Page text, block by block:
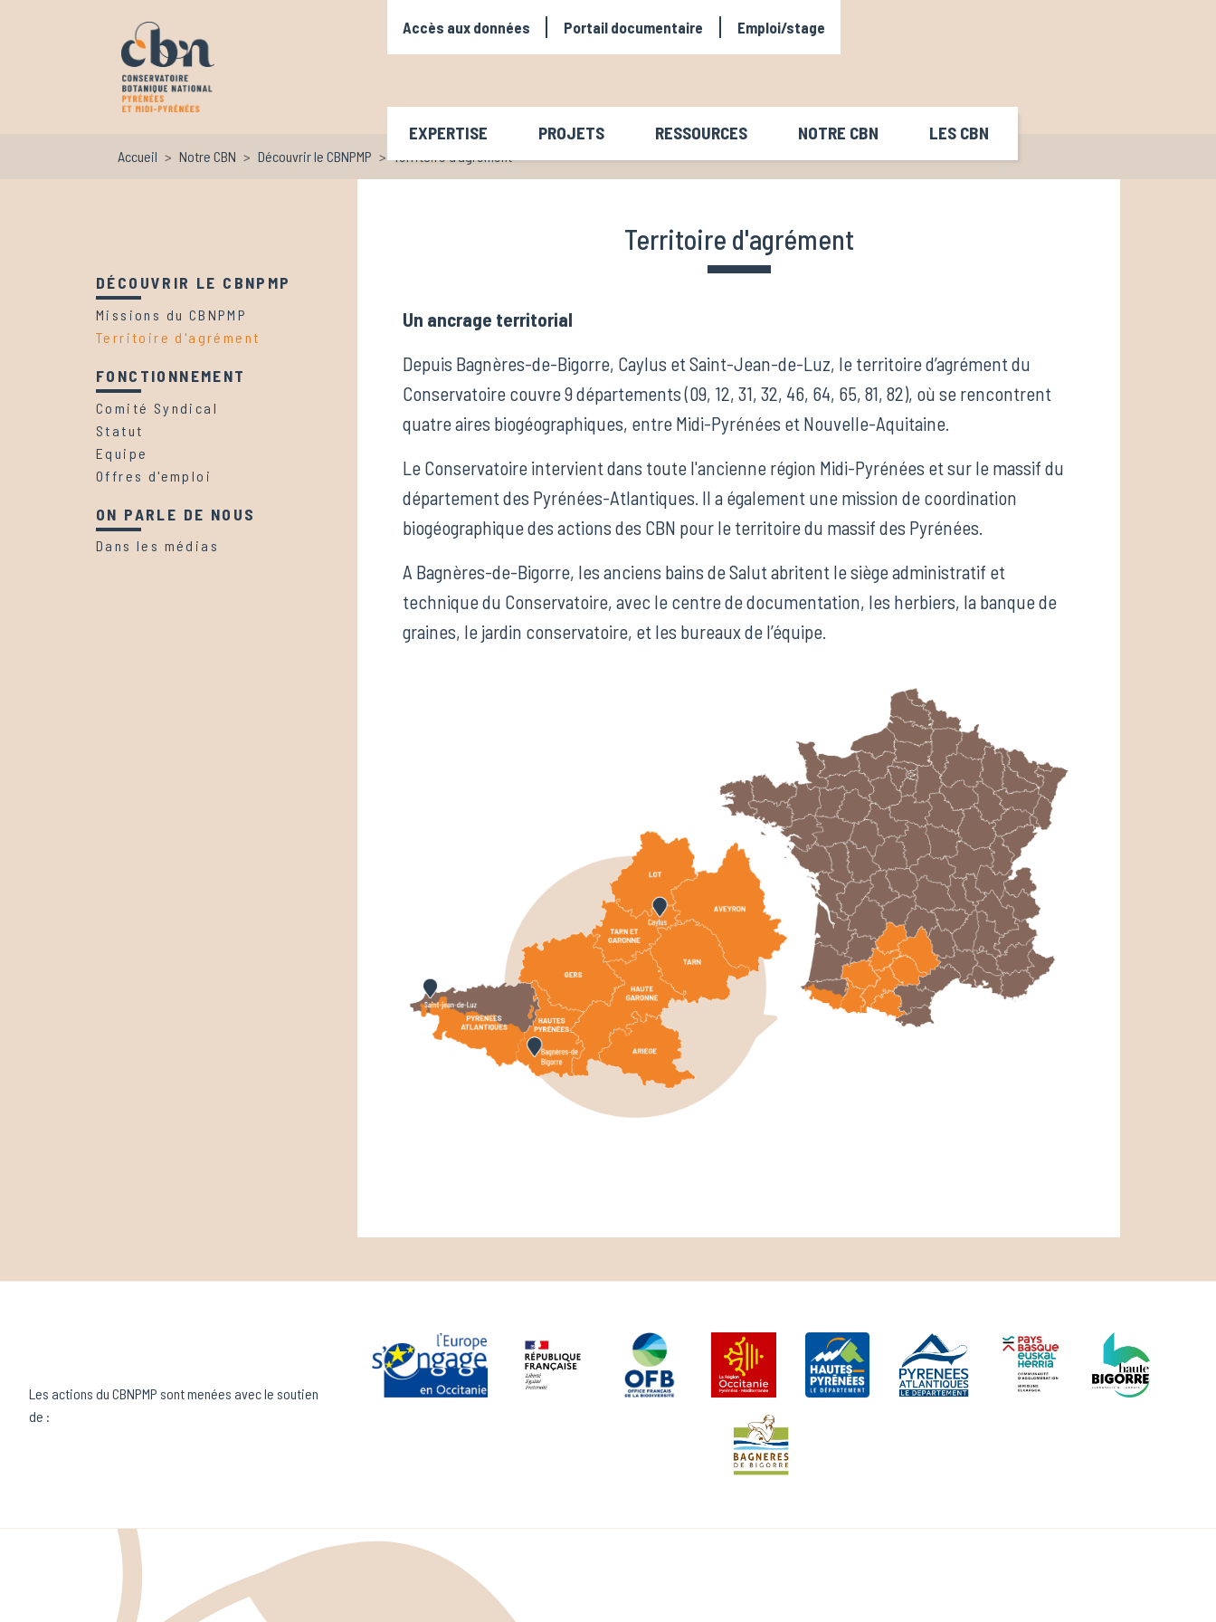
Navigation secondaire
Accès aux données Portail documentaire Emploi/stage
Navigation principale
EXPERTISE PROJETS RESSOURCES NOTRE CBN LES CBN
Accueil Notre CBN Découvrir le CBNPMP Territoire d'agrément
DÉCOUVRIR LE CBNPMP
Missions du CBNPMP
Territoire d'agrément
FONCTIONNEMENT
Comité Syndical
Statut
Equipe
Offres d'emploi
ON PARLE DE NOUS
Dans les médias
Territoire d'agrément
Un ancrage territorial
Depuis Bagnères-de-Bigorre, Caylus et Saint-Jean-de-Luz, le territoire d’agrément du
Conservatoire couvre 9 départements (09, 12, 31, 32, 46, 64, 65, 81, 82), où se rencontrent
quatre aires biogéographiques, entre Midi-Pyrénées et Nouvelle-Aquitaine.
Le Conservatoire intervient dans toute l'ancienne région Midi-Pyrénées et sur le massif du
département des Pyrénées-Atlantiques. Il a également une mission de coordination
biogéographique des actions des CBN pour le territoire du massif des Pyrénées.
A Bagnères-de-Bigorre, les anciens bains de Salut abritent le siège administratif et
technique du Conservatoire, avec le centre de documentation, les herbiers, la banque de
graines, le jardin conservatoire, et les bureaux de l’équipe.
Les actions du CBNPMP sont menées avec le soutien
de :